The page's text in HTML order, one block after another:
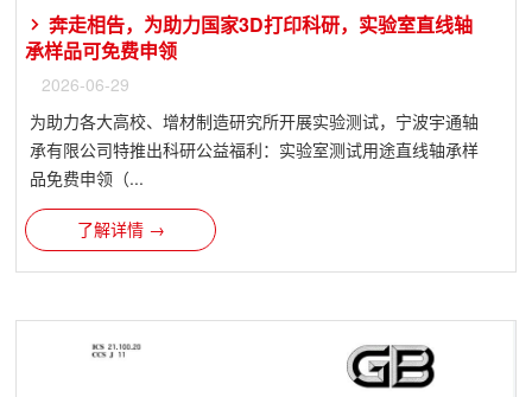
奔走相告，为助力国家3D打印科研，实验室直线轴
承样品可免费申领
2026-06-29
为助力各大高校、增材制造研究所开展实验测试，宁波宇通轴
承有限公司特推出科研公益福利：实验室测试用途直线轴承样
品免费申领（...
了解详情 →